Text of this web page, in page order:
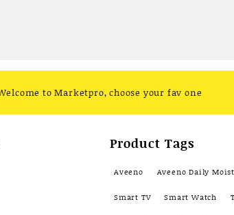
to Marketpro, choose your fav one
Product Tags
Aveeno Aveeno Daily
Smart TV Smart Watch